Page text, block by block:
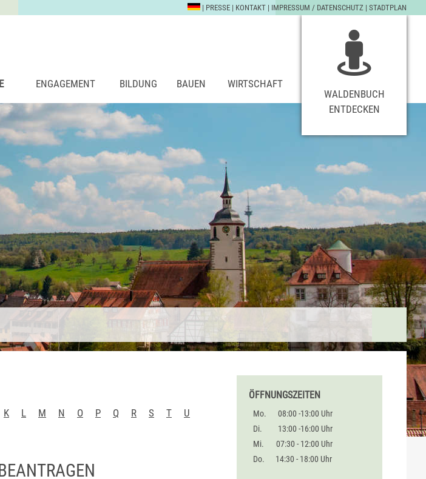
| PRESSE | KONTAKT | IMPRESSUM / DATENSCHUTZ | STADTPLAN
ENGAGEMENT BILDUNG BAUEN
WIRTSCHAFT
WALDENBUCH
ENTDECKEN
K L M N O P Q R S T
U
ÖFFNUNGSZEITEN
Mo.
08:00 -13:00 Uhr
Di.
13:00 -16:00 Uhr
Mi.
07:30 - 12:00 Uhr
Do.
14:30 - 18:00 Uhr